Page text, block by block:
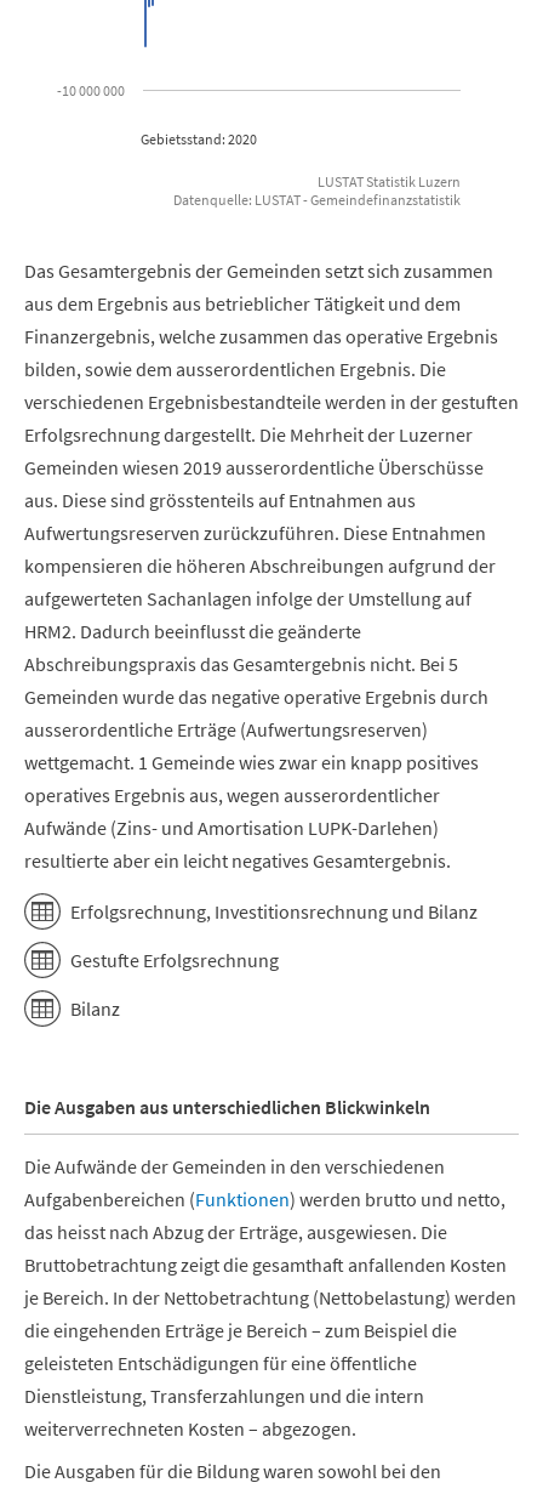
Gebietsstand: 2020
-10 000 000
LUSTAT Statistik Luzern
Datenquelle: LUSTAT - Gemeindefinanzstatistik
Das Gesamtergebnis der Gemeinden setzt sich zusammen
aus dem Ergebnis aus betrieblicher Tätigkeit und dem
Finanzergebnis, welche zusammen das operative Ergebnis
bilden, sowie dem ausserordentlichen Ergebnis. Die
verschiedenen Ergebnisbestandteile werden in der gestuften
Erfolgsrechnung dargestellt. Die Mehrheit der Luzerner
Gemeinden wiesen 2019 ausserordentliche Überschüsse
aus. Diese sind grösstenteils auf Entnahmen aus
Aufwertungsreserven zurückzuführen. Diese Entnahmen
kompensieren die höheren Abschreibungen aufgrund der
aufgewerteten Sachanlagen infolge der Umstellung auf
HRM2. Dadurch beeinflusst die geänderte
Abschreibungspraxis das Gesamtergebnis nicht. Bei 5
Gemeinden wurde das negative operative Ergebnis durch
ausserordentliche Erträge (Aufwertungsreserven)
wettgemacht. 1 Gemeinde wies zwar ein knapp positives
operatives Ergebnis aus, wegen ausserordentlicher
Aufwände (Zins- und Amortisation LUPK-Darlehen)
resultierte aber ein leicht negatives Gesamtergebnis.
Erfolgsrechnung, Investitionsrechnung und Bilanz
Gestufte Erfolgsrechnung
Bilanz
Die Ausgaben aus unterschiedlichen Blickwinkeln
Die Aufwände der Gemeinden in den verschiedenen
Aufgabenbereichen (Funktionen) werden brutto und netto,
das heisst nach Abzug der Erträge, ausgewiesen. Die
Bruttobetrachtung zeigt die gesamthaft anfallenden Kosten
je Bereich. In der Nettobetrachtung (Nettobelastung) werden
die eingehenden Erträge je Bereich – zum Beispiel die
geleisteten Entschädigungen für eine öffentliche
Dienstleistung, Transferzahlungen und die intern
weiterverrechneten Kosten – abgezogen.
Die Ausgaben für die Bildung waren sowohl bei den